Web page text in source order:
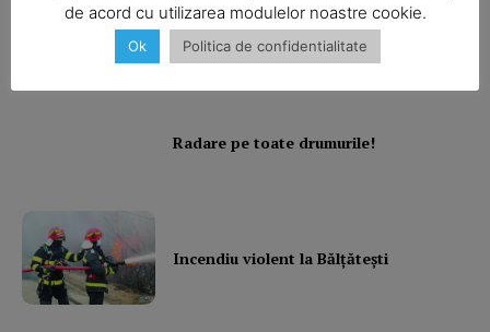
Company
Camion răsturnat
Radare pe toate drumurile!
Incendiu violent la Bălţăteşti
de acord cu utilizarea modulelor noastre cookie.
Ok Politica de confidentialitate